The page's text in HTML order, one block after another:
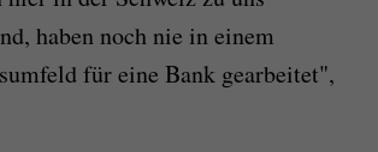
haben noch nie in einem
für eine Bank gearbeitet",